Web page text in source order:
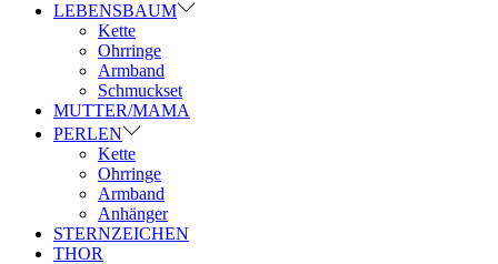
LEBENSBAUM
Kette
Ohrringe
Armband
Schmuckset
MUTTER/MAMA
PERLEN
Kette
Ohrringe
Armband
Anhänger
STERNZEICHEN
THOR